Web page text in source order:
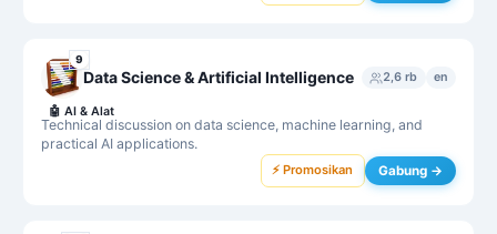
9
Data Science & Artificial Intelligence 2,6 rb en
Technical discussion on data science, machine learning, and
practical AI applications.
🤖 AI & Alat
⚡ Promosikan Gabung →